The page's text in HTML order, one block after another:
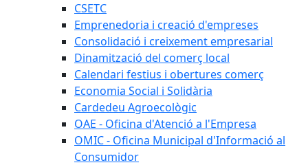
CSETC
Emprenedoria i creació d'empreses
Consolidació i creixement empresarial
Dinamització del comerç local
Calendari festius i obertures comerç
Economia Social i Solidària
Cardedeu Agroecològic
OAE - Oficina d'Atenció a l'Empresa
OMIC - Oficina Municipal d'Informació al
Consumidor